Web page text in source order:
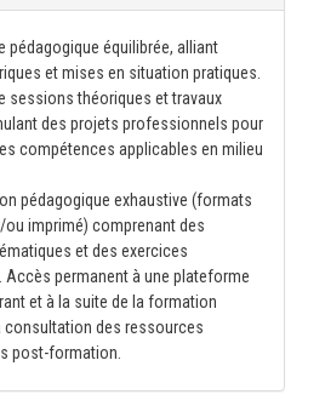
pédagogique équilibrée, alliant
et mises en situation pratiques.
sessions théoriques et travaux
des projets professionnels pour
compétences applicables en milieu
pédagogique exhaustive (formats
ou imprimé) comprenant des
et des exercices
Accès permanent à une plateforme
et à la suite de la formation
consultation des ressources
post-formation.